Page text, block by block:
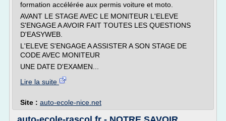
formation accélérée aux permis voiture et moto.
AVANT LE STAGE AVEC LE MONITEUR L'ELEVE
S'ENGAGE A AVOIR FAIT TOUTES LES QUESTIONS
D'EASYWEB.
L'ELEVE S'ENGAGE A ASSISTER A SON STAGE DE
CODE AVEC MONITEUR
UNE DATE D'EXAMEN...
Lire la suite
Site : auto-ecole-nice.net